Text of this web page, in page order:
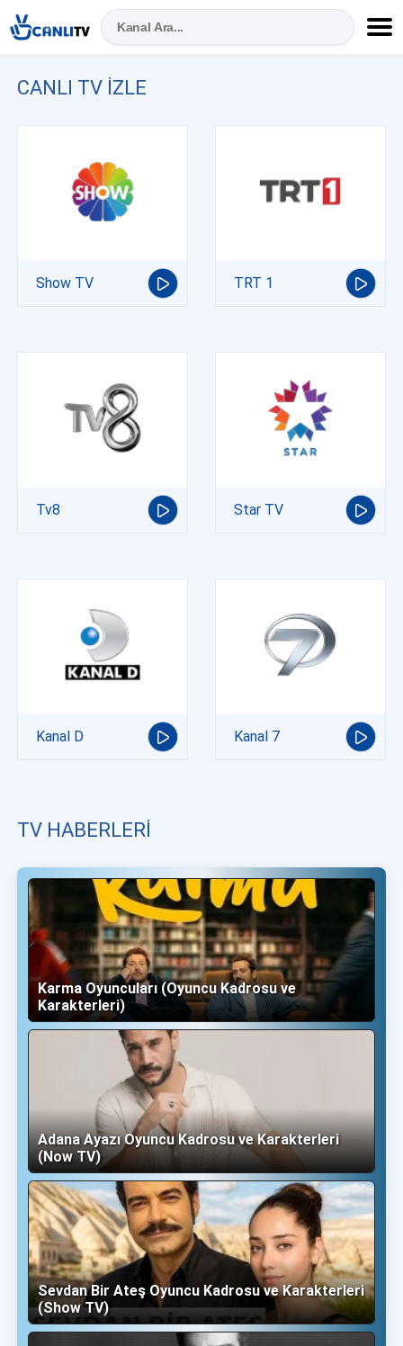
CANLI TV IZLE
Show TV TRT 1
Tv8 Star TV
Kanal D Kanal 7
TV HABERLERI
Karma Oyuncuları (Oyuncu Kadrosu ve
Karakterleri)
Adana Ayazı Oyuncu Kadrosu ve Karakterleri
(Now TV)
Sevdan Bir Ateş Oyuncu Kadrosu ve Karakterleri
(Show TV)